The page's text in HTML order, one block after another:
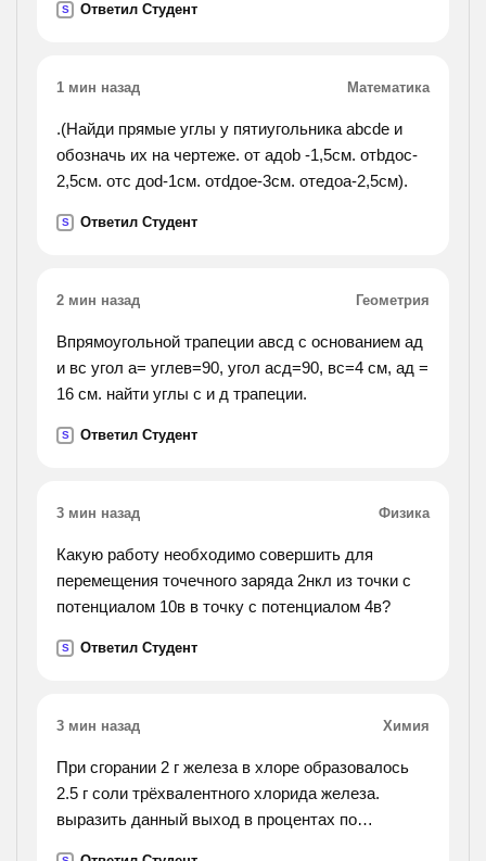
S Ответил Студент
1 мин назад Математика
.(Найди прямые углы у пятиугольника abcde и
обозначь их на чертеже. от aдоb -1,5см. отbдоc-
2,5см. отc доd-1см. отdдоe-3см. отeдоa-2,5см).
S Ответил Студент
2 мин назад Геометрия
Впрямоугольной трапеции авсд с основанием ад
и вс угол а= углев=90, угол асд=90, вс=4 см, ад =
16 см. найти углы с и д трапеции.
S Ответил Студент
3 мин назад Физика
Какую работу необходимо совершить для
перемещения точечного заряда 2нкл из точки с
потенциалом 10в в точку с потенциалом 4в?
S Ответил Студент
3 мин назад Химия
При сгорании 2 г железа в хлоре образовалось
2.5 г соли трёхвалентного хлорида железа.
выразить данный выход в процентах по